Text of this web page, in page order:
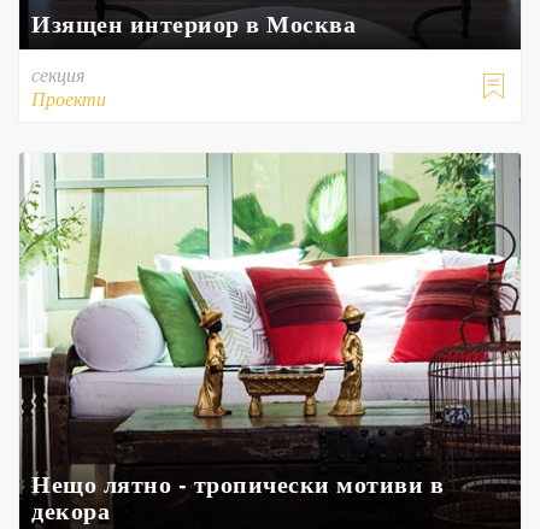
Изящен интериор в Москва

секция
Проекти
Нещо лятно - тропически мотиви в
декора